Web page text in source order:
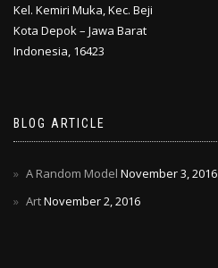
Kel. Kemiri Muka, Kec. Beji
Kota Depok – Jawa Barat
Indonesia, 16423
BLOG ARTICLE
A Random Model November 3, 2016
ArtNovember 2, 2016